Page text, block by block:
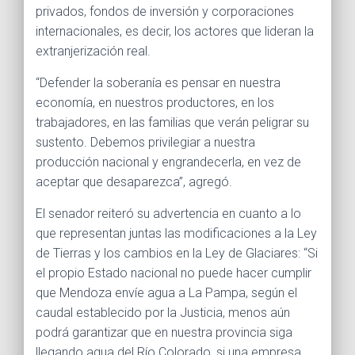
privados, fondos de inversión y corporaciones
internacionales, es decir, los actores que lideran la
extranjerización real.
“Defender la soberanía es pensar en nuestra
economía, en nuestros productores, en los
trabajadores, en las familias que verán peligrar su
sustento. Debemos privilegiar a nuestra
producción nacional y engrandecerla, en vez de
aceptar que desaparezca”, agregó.
El senador reiteró su advertencia en cuanto a lo
que representan juntas las modificaciones a la Ley
de Tierras y los cambios en la Ley de Glaciares: “Si
el propio Estado nacional no puede hacer cumplir
que Mendoza envíe agua a La Pampa, según el
caudal establecido por la Justicia, menos aún
podrá garantizar que en nuestra provincia siga